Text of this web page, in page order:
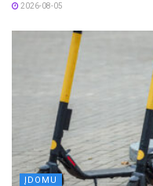
2026-08-05
ĮDOMU